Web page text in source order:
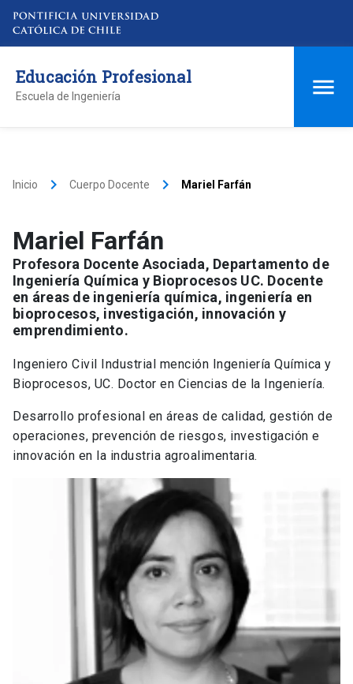
Educación Profesional
Escuela de Ingeniería
Inicio keyboard_arrow_right Cuerpo Docente keyboard_arrow_right Mariel Farfán
Mariel Farfán
Profesora Docente Asociada, Departamento de
Ingeniería Química y Bioprocesos UC. Docente
en áreas de ingeniería química, ingeniería en
bioprocesos, investigación, innovación y
emprendimiento.
Ingeniero Civil Industrial mención Ingeniería Química y
Bioprocesos, UC. Doctor en Ciencias de la Ingeniería.
Desarrollo profesional en áreas de calidad, gestión de
operaciones, prevención de riesgos, investigación e
innovación en la industria agroalimentaria.